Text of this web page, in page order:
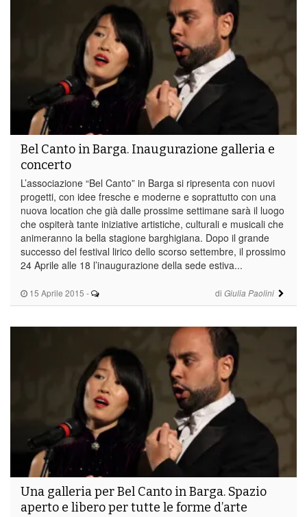
15 Aprile 2015 - di Giulia Paolini
Bel Canto in Barga. Inaugurazione galleria e
concerto
L’associazione “Bel Canto” in Barga si ripresenta con nuovi
progetti, con idee fresche e moderne e soprattutto con una
nuova location che già dalle prossime settimane sarà il luogo
che ospiterà tante iniziative artistiche, culturali e musicali che
animeranno la bella stagione barghigiana. Dopo il grande
successo del festival lirico dello scorso settembre, il prossimo
24 Aprile alle 18 l’inaugurazione della sede estiva...
Una galleria per Bel Canto in Barga. Spazio
aperto e libero per tutte le forme d’arte